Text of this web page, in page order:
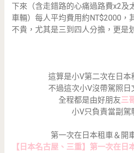
下來（含走錯路的心痛過路費x2及
車輛）每人平均費用約NT$2000，
不貴，尤其是三到四人分擔，更是
這算是小V第二次在日本
不過這次小V沒帶駕照日
全程都是由好朋友三
小V只負責當副駕
第一次在日本租車＆開
【日本名古屋、三重】第一次在日